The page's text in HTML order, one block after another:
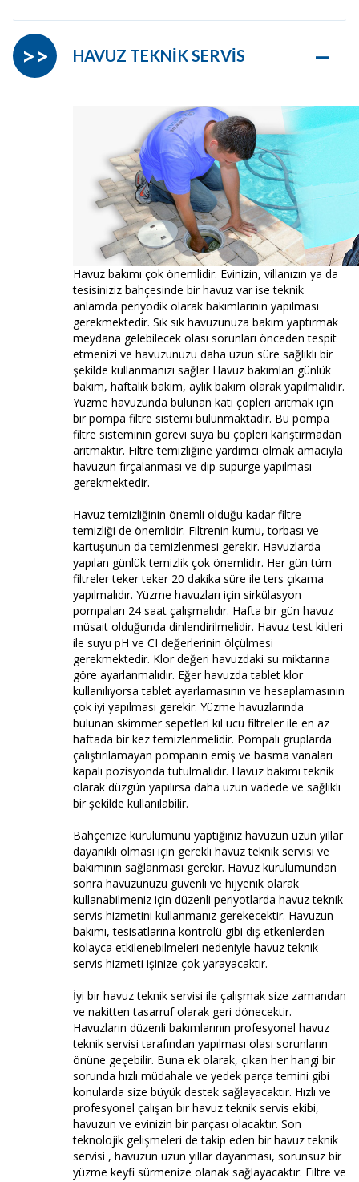
HAVUZ TEKNİK SERVİS –
>>
Havuz bakımı çok önemlidir. Evinizin, villanızın ya da
tesisiniziz bahçesinde bir havuz var ise teknik
anlamda periyodik olarak bakımlarının yapılması
gerekmektedir. Sık sık havuzunuza bakım yaptırmak
meydana gelebilecek olası sorunları önceden tespit
etmenizi ve havuzunuzu daha uzun süre sağlıklı bir
şekilde kullanmanızı sağlar Havuz bakımları günlük
bakım, haftalık bakım, aylık bakım olarak yapılmalıdır.
Yüzme havuzunda bulunan katı çöpleri arıtmak için
bir pompa filtre sistemi bulunmaktadır. Bu pompa
filtre sisteminin görevi suya bu çöpleri karıştırmadan
arıtmaktır. Filtre temizliğine yardımcı olmak amacıyla
havuzun fırçalanması ve dip süpürge yapılması
gerekmektedir.
Havuz temizliğinin önemli olduğu kadar filtre
temizliği de önemlidir. Filtrenin kumu, torbası ve
kartuşunun da temizlenmesi gerekir. Havuzlarda
yapılan günlük temizlik çok önemlidir. Her gün tüm
filtreler teker teker 20 dakika süre ile ters çıkama
yapılmalıdır. Yüzme havuzları için sirkülasyon
pompaları 24 saat çalışmalıdır. Hafta bir gün havuz
müsait olduğunda dinlendirilmelidir. Havuz test kitleri
ile suyu pH ve CI değerlerinin ölçülmesi
gerekmektedir. Klor değeri havuzdaki su miktarına
göre ayarlanmalıdır. Eğer havuzda tablet klor
kullanılıyorsa tablet ayarlamasının ve hesaplamasının
çok iyi yapılması gerekir. Yüzme havuzlarında
bulunan skimmer sepetleri kıl ucu filtreler ile en az
haftada bir kez temizlenmelidir. Pompalı gruplarda
çalıştırılamayan pompanın emiş ve basma vanaları
kapalı pozisyonda tutulmalıdır. Havuz bakımı teknik
olarak düzgün yapılırsa daha uzun vadede ve sağlıklı
bir şekilde kullanılabilir.
Bahçenize kurulumunu yaptığınız havuzun uzun yıllar
dayanıklı olması için gerekli havuz teknik servisi ve
bakımının sağlanması gerekir. Havuz kurulumundan
sonra havuzunuzu güvenli ve hijyenik olarak
kullanabilmeniz için düzenli periyotlarda havuz teknik
servis hizmetini kullanmanız gerekecektir. Havuzun
bakımı, tesisatlarına kontrolü gibi dış etkenlerden
kolayca etkilenebilmeleri nedeniyle havuz teknik
servis hizmeti işinize çok yarayacaktır.
İyi bir havuz teknik servisi ile çalışmak size zamandan
ve nakitten tasarruf olarak geri dönecektir.
Havuzların düzenli bakımlarının profesyonel havuz
teknik servisi tarafından yapılması olası sorunların
önüne geçebilir. Buna ek olarak, çıkan her hangi bir
sorunda hızlı müdahale ve yedek parça temini gibi
konularda size büyük destek sağlayacaktır. Hızlı ve
profesyonel çalışan bir havuz teknik servis ekibi,
havuzun ve evinizin bir parçası olacaktır. Son
teknolojik gelişmeleri de takip eden bir havuz teknik
servisi , havuzun uzun yıllar dayanması, sorunsuz bir
yüzme keyfi sürmenize olanak sağlayacaktır. Filtre ve